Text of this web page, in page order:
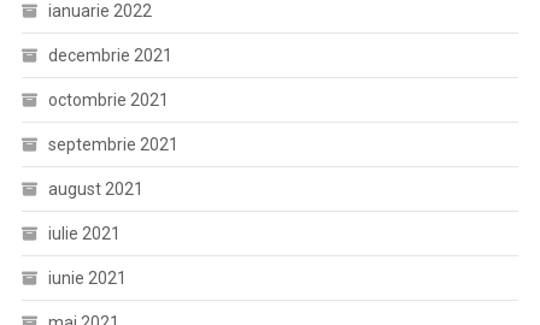
ianuarie 2022
decembrie 2021
octombrie 2021
septembrie 2021
august 2021
iulie 2021
iunie 2021